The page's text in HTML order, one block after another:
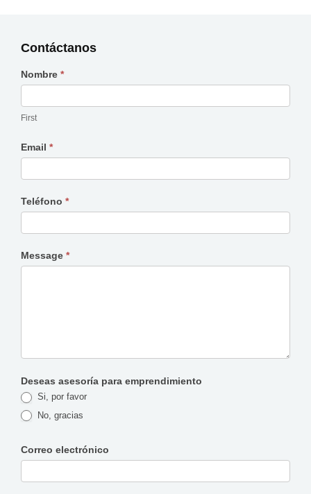
Contáctanos
Contáctanos
Nombre *
First
Email *
Teléfono *
Message *
Deseas asesoría para emprendimiento
Si, por favor
No, gracias
Correo electrónico